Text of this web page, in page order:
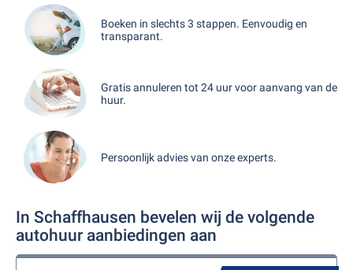
Boeken in slechts 3 stappen. Eenvoudig en
transparant.
Gratis annuleren tot 24 uur voor aanvang van de
huur.
Persoonlijk advies van onze experts.
In Schaffhausen bevelen wij de volgende
autohuur aanbiedingen aan